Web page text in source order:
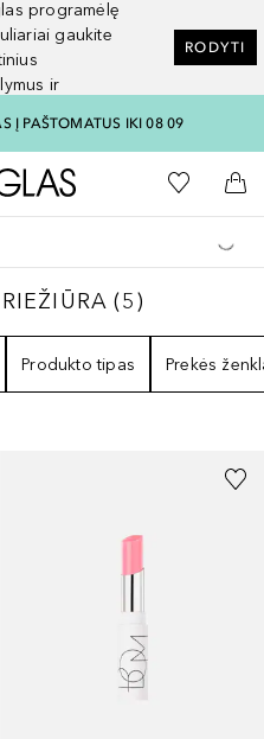
programėlę
gaukite
ir
RODYTI
Į PAŠTOMATUS IKI 08 09
Į Douglas pagrindinį
Į mano
Į
PRIEŽIŪRA5
(5)
Produkto tipas Prekės